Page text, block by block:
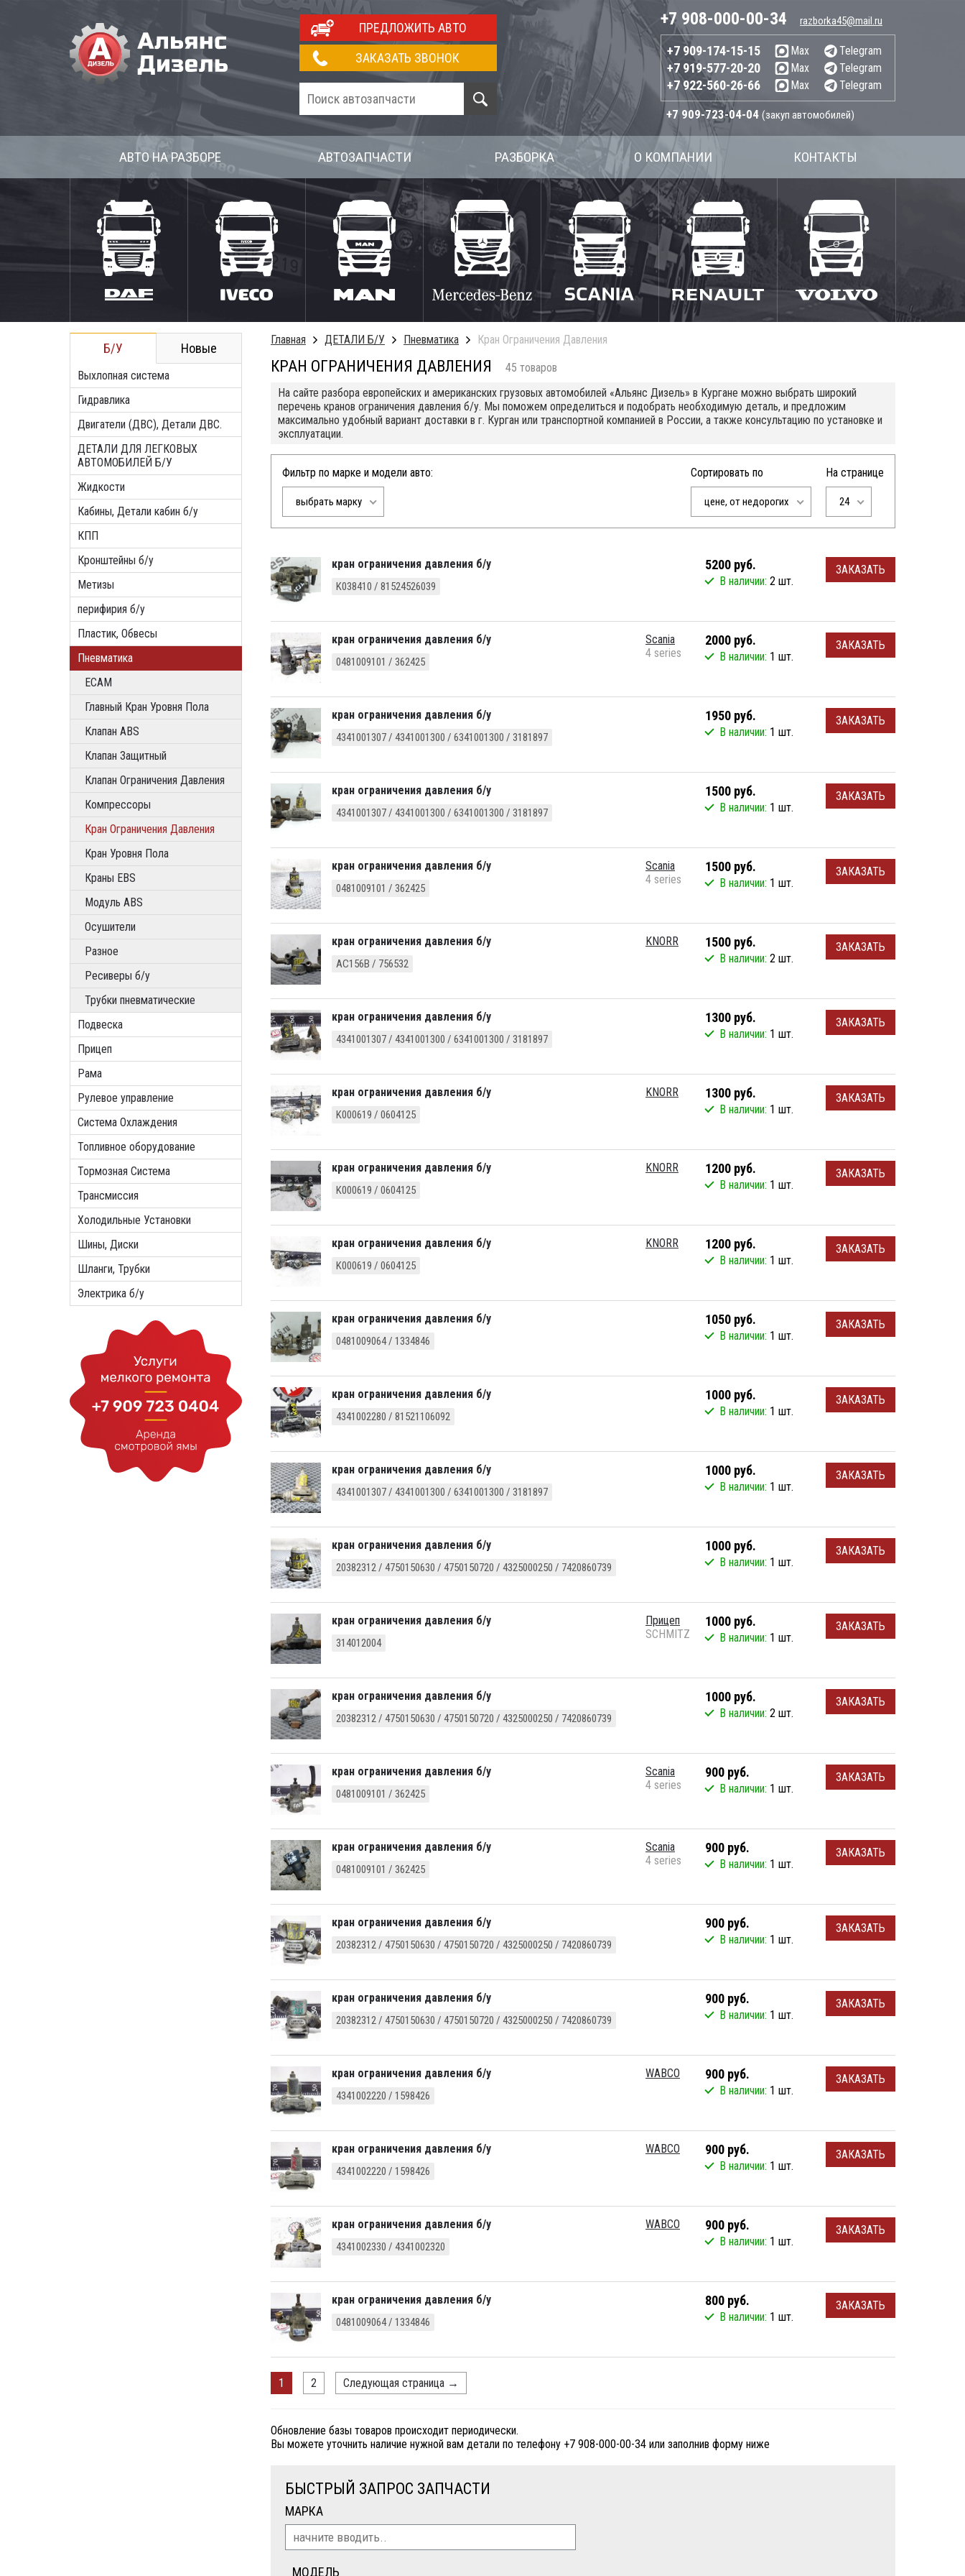
ПРЕДЛОЖИТЬ АВТО
ЗАКАЗАТЬ ЗВОНОК
+7 908-000-00-34 razborka45@mail.ru
+7 909-174-15-15 Max Telegram
+7 919-577-20-20 Max Telegram
+7 922-560-26-66 Max Telegram
+7 909-723-04-04 (закуп автомобилей)
АВТО НА РАЗБОРЕ АВТОЗАПЧАСТИ РАЗБОРКА О КОМПАНИИ КОНТАКТЫ
Б/У Новые
Выхлопная система
Гидравлика
Двигатели (ДВС), Детали ДВС.
ДЕТАЛИ ДЛЯ ЛЕГКОВЫХ
АВТОМОБИЛЕЙ Б/У
Жидкости
Кабины, Детали кабин б/у
КПП
Кронштейны б/у
Метизы
перифирия б/у
Пластик, Обвесы
Пневматика
ECAM
Главный Кран Уровня Пола
Клапан ABS
Клапан Защитный
Клапан Ограничения Давления
Компрессоры
Кран Ограничения Давления
Кран Уровня Пола
Краны EBS
Модуль ABS
Осушители
Разное
Ресиверы б/у
Трубки пневматические
Подвеска
Прицеп
Рама
Рулевое управление
Система Охлаждения
Топливное оборудование
Тормозная Система
Трансмиссия
Холодильные Установки
Шины, Диски
Шланги, Трубки
Электрика б/у
Главная ДЕТАЛИ Б/У Пневматика Кран Ограничения Давления
КРАН ОГРАНИЧЕНИЯ ДАВЛЕНИЯ
45 товаров
На сайте разбора европейских и американских грузовых автомобилей «Альянс Дизель» в Кургане можно выбрать широкий
перечень кранов ограничения давления б/у. Мы поможем определиться и подобрать необходимую деталь, и предложим
максимально удобный вариант доставки в г. Курган или транспортной компанией в России, а также консультацию по установке и
эксплуатации.
Фильтр по марке и модели авто:
выбрать марку
Сортировать по
цене, от недорогих
На странице
24
кран ограничения давления б/у
K038410 / 81524526039
5200 руб.
В наличии: 2 шт.
ЗАКАЗАТЬ
кран ограничения давления б/у
0481009101 / 362425
Scania
4 series
2000 руб.
В наличии: 1 шт.
ЗАКАЗАТЬ
кран ограничения давления б/у
4341001307 / 4341001300 / 6341001300 / 3181897
1950 руб.
В наличии: 1 шт.
ЗАКАЗАТЬ
кран ограничения давления б/у
4341001307 / 4341001300 / 6341001300 / 3181897
1500 руб.
В наличии: 1 шт.
ЗАКАЗАТЬ
кран ограничения давления б/у
0481009101 / 362425
Scania
4 series
1500 руб.
В наличии: 1 шт.
ЗАКАЗАТЬ
кран ограничения давления б/у
AC156B / 756532
KNORR 1500 руб.
В наличии: 2 шт.
ЗАКАЗАТЬ
кран ограничения давления б/у
4341001307 / 4341001300 / 6341001300 / 3181897
1300 руб.
В наличии: 1 шт.
ЗАКАЗАТЬ
кран ограничения давления б/у
K000619 / 0604125
KNORR 1300 руб.
В наличии: 1 шт.
ЗАКАЗАТЬ
кран ограничения давления б/у
K000619 / 0604125
KNORR 1200 руб.
В наличии: 1 шт.
ЗАКАЗАТЬ
кран ограничения давления б/у
K000619 / 0604125
KNORR 1200 руб.
В наличии: 1 шт.
ЗАКАЗАТЬ
кран ограничения давления б/у
0481009064 / 1334846
1050 руб.
В наличии: 1 шт.
ЗАКАЗАТЬ
кран ограничения давления б/у
4341002280 / 81521106092
1000 руб.
В наличии: 1 шт.
ЗАКАЗАТЬ
кран ограничения давления б/у
4341001307 / 4341001300 / 6341001300 / 3181897
1000 руб.
В наличии: 1 шт.
ЗАКАЗАТЬ
кран ограничения давления б/у
20382312 / 4750150630 / 4750150720 / 4325000250 / 7420860739
1000 руб.
В наличии: 1 шт.
ЗАКАЗАТЬ
кран ограничения давления б/у
314012004
Прицеп
SCHMITZ
1000 руб.
В наличии: 1 шт.
ЗАКАЗАТЬ
кран ограничения давления б/у
20382312 / 4750150630 / 4750150720 / 4325000250 / 7420860739
1000 руб.
В наличии: 2 шт.
ЗАКАЗАТЬ
кран ограничения давления б/у
0481009101 / 362425
Scania
4 series
900 руб.
В наличии: 1 шт.
ЗАКАЗАТЬ
кран ограничения давления б/у
0481009101 / 362425
Scania
4 series
900 руб.
В наличии: 1 шт.
ЗАКАЗАТЬ
кран ограничения давления б/у
20382312 / 4750150630 / 4750150720 / 4325000250 / 7420860739
900 руб.
В наличии: 1 шт.
ЗАКАЗАТЬ
кран ограничения давления б/у
20382312 / 4750150630 / 4750150720 / 4325000250 / 7420860739
900 руб.
В наличии: 1 шт.
ЗАКАЗАТЬ
кран ограничения давления б/у
4341002220 / 1598426
WABCO 900 руб.
В наличии: 1 шт.
ЗАКАЗАТЬ
кран ограничения давления б/у
4341002220 / 1598426
WABCO 900 руб.
В наличии: 1 шт.
ЗАКАЗАТЬ
кран ограничения давления б/у
4341002330 / 4341002320
WABCO 900 руб.
В наличии: 1 шт.
ЗАКАЗАТЬ
кран ограничения давления б/у
0481009064 / 1334846
800 руб.
В наличии: 1 шт.
ЗАКАЗАТЬ
1 2 Следующая страница →
Обновление базы товаров происходит периодически.
Вы можете уточнить наличие нужной вам детали по телефону +7 908-000-00-34 или заполнив форму ниже
БЫСТРЫЙ ЗАПРОС ЗАПЧАСТИ
МАРКА
МОДЕЛЬ